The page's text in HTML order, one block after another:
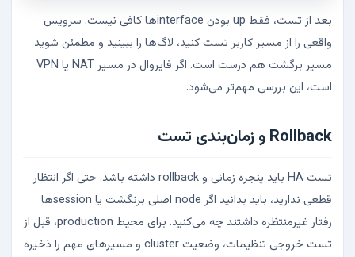
بعد از تست، فقط up بودن interfaceها کافی نیست. سرویس
واقعی را از مسیر کاربر تست کنید، لاگ‌ها را ببینید و مطمئن شوید
مسیر برگشت هم درست است. اگر فایروال در مسیر NAT یا VPN
است، این بررسی مهم‌تر می‌شود.
Rollback و زمان‌بندی تست
تست HA باید پنجره زمانی و rollback داشته باشد. حتی اگر انتظار
قطعی ندارید، باید بدانید اگر node اصلی برنگشت یا sessionها
رفتار غیرمنتظره داشتند چه می‌کنید. برای محیط production، قبل از
تست خروجی تنظیمات، وضعیت cluster و مسیرهای مهم را ذخیره